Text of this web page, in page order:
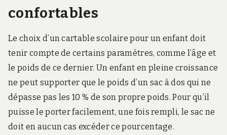
confortables
Le choix d’un cartable scolaire pour un enfant doit
tenir compte de certains paramètres, comme l’âge et
le poids de ce dernier. Un enfant en pleine croissance
ne peut supporter que le poids d’un sac à dos qui ne
dépasse pas les 10 % de son propre poids. Pour qu’il
puisse le porter facilement, une fois rempli, le sac ne
doit en aucun cas excéder ce pourcentage.